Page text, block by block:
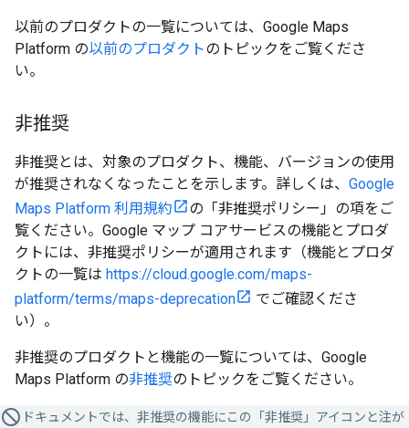
以前のプロダクトの一覧については、Google Maps
Platform の以前のプロダクトのトピックをご覧くださ
い。
非推奨
非推奨とは、対象のプロダクト、機能、バージョンの使用
が推奨されなくなったことを示します。詳しくは、 Google
Maps Platform 利用規約
の「非推奨ポリシー」の項をご
覧ください。Google マップ コアサービスの機能とプロダ
クトには、非推奨ポリシーが適用されます（機能とプロダ
クトの一覧は https://cloud.google.com/maps-
platform/terms/maps-deprecation
でご確認くださ
い）。
非推奨のプロダクトと機能の一覧については、Google
Maps Platform の非推奨のトピックをご覧ください。
ドキュメントでは、非推奨の機能にこの「非推奨」アイコンと注が